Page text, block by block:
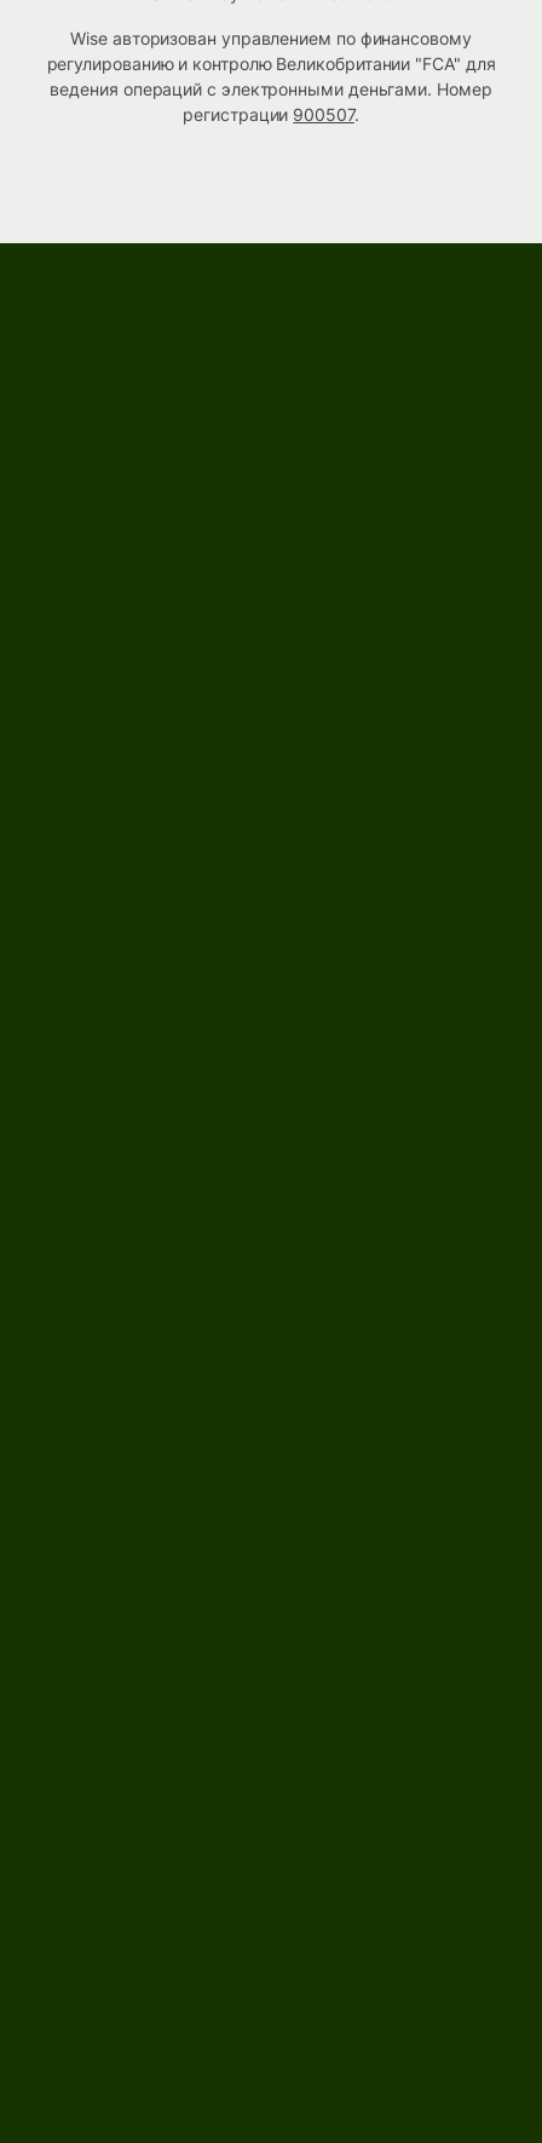
Wise авторизован управлением по финансовому
регулированию и контролю Великобритании "FCA" для
ведения операций с электронными деньгами. Номер
регистрации 900507.